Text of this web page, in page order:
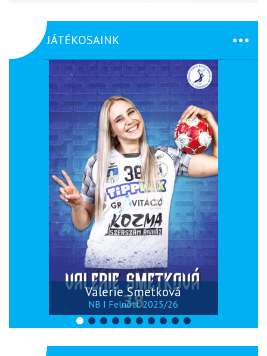
JÁTÉKOSAINK
Valerie Smetková
NB I Felnőtt 2025/26